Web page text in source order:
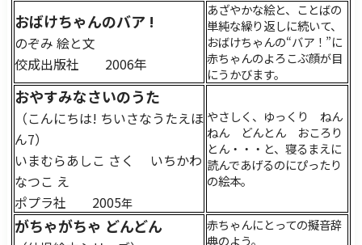
おばけちゃんのバア !
のぞみ 絵と文
佼成出版社 2006年
あざやかな絵と、ことばの
単純な繰り返しに続いて、
おばけちゃんの“バア！”に
赤ちゃんのよろこぶ顔が目
にうかびます。
おやすみなさいのうた
（こんにちは! ちいさなうたえほ
ん7）
いまむらあしこ さく いちかわ
なつこ え
ポプラ社 2005年
やさしく、ゆっくり ねん
ねん どんとん おころり
とん・・・と、寝るまえに
読んであげるのにぴったり
の絵本。
がちゃがちゃ どんどん
赤ちゃんにとっての擬音辞
典のよう。